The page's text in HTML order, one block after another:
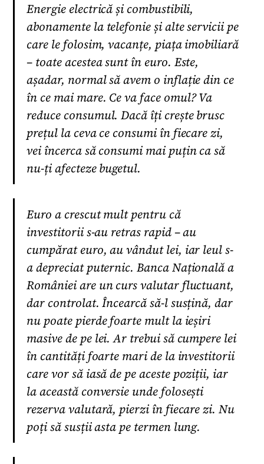
Energie electrică și combustibili,
abonamente la telefonie și alte servicii pe
care le folosim, vacanțe, piața imobiliară
– toate acestea sunt în euro. Este,
așadar, normal să avem o inflație din ce
în ce mai mare. Ce va face omul? Va
reduce consumul. Dacă îți crește brusc
prețul la ceva ce consumi în fiecare zi,
vei încerca să consumi mai puțin ca să
nu-ți afecteze bugetul.
Euro a crescut mult pentru că
investitorii s-au retras rapid – au
cumpărat euro, au vândut lei, iar leul s-
a depreciat puternic. Banca Națională a
României are un curs valutar fluctuant,
dar controlat. Încearcă să-l susțină, dar
nu poate pierde foarte mult la ieșiri
masive de pe lei. Ar trebui să cumpere lei
în cantități foarte mari de la investitorii
care vor să iasă de pe aceste poziții, iar
la această conversie unde folosești
rezerva valutară, pierzi în fiecare zi. Nu
poți să susții asta pe termen lung.